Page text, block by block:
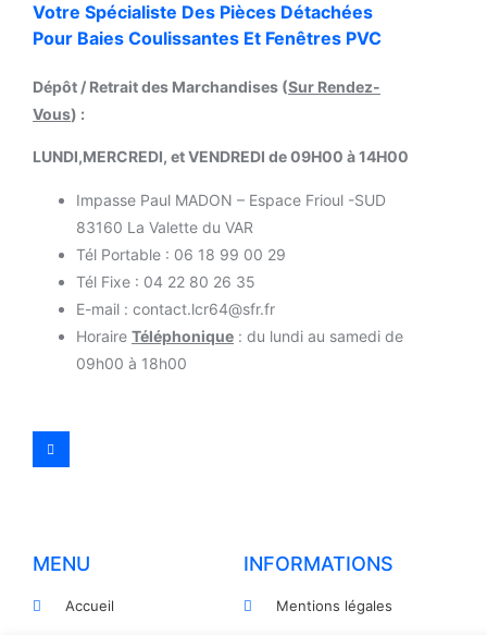
Votre Spécialiste Des Pièces Détachées
Pour Baies Coulissantes Et Fenêtres PVC
Dépôt / Retrait des Marchandises (Sur Rendez-
Vous) :
LUNDI,MERCREDI, et VENDREDI de 09H00 à 14H00
Impasse Paul MADON – Espace Frioul -SUD
83160 La Valette du VAR
Tél Portable : 06 18 99 00 29
Tél Fixe : 04 22 80 26 35
E-mail : contact.lcr64@sfr.fr
Horaire Téléphonique : du lundi au samedi de
09h00 à 18h00
MENU
Accueil
INFORMATIONS
Mentions légales